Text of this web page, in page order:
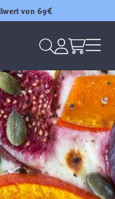
von 69€